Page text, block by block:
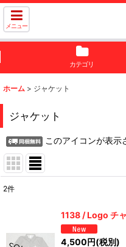
メニュー
カテゴリ
ホーム > ジャケット
ジャケット
このアイコンが表示
並び順 :
2件
1138 / Logo チ
4,500円(税別)